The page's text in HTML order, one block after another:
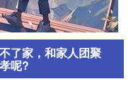
了家，和家人团聚
呢?